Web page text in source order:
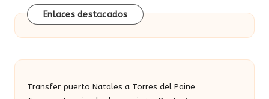
Enlaces destacados
Transfer puerto Natales a Torres del Paine